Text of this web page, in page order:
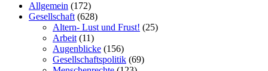
Allgemein (172)
Gesellschaft (628)
Altern- Lust und Frust! (25)
Arbeit (11)
Augenblicke (156)
Gesellschaftspolitik (69)